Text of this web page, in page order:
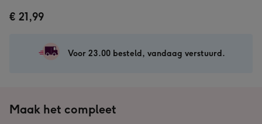
S
Vanilla
Peach
€ 21,99
Voor 23.00 besteld, vandaag verstuurd.
Maak het compleet